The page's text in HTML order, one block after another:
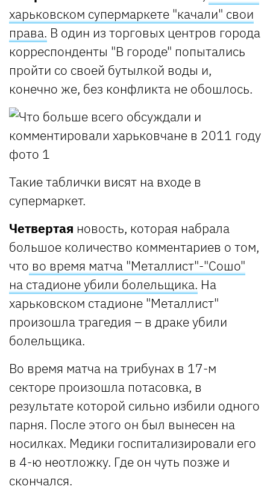
харьковском супермаркете "качали" свои
права. В один из торговых центров города
корреспонденты "В городе" попытались
пройти со своей бутылкой воды и,
конечно же, без конфликта не обошлось.
Такие таблички висят на входе в
супермаркет.
Четвертая новость, которая набрала
большое количество комментариев о том,
что во время матча "Металлист"-"Сошо"
на стадионе убили болельщика. На
харьковском стадионе "Металлист"
произошла трагедия – в драке убили
болельщика.
Во время матча на трибунах в 17-м
секторе произошла потасовка, в
результате которой сильно избили одного
парня. После этого он был вынесен на
носилках. Медики госпитализировали его
в 4-ю неотложку. Где он чуть позже и
скончался.